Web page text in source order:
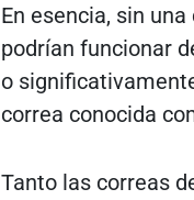
En esencia, sin
podrían funcionar
o
correa conocida
Tanto las correas